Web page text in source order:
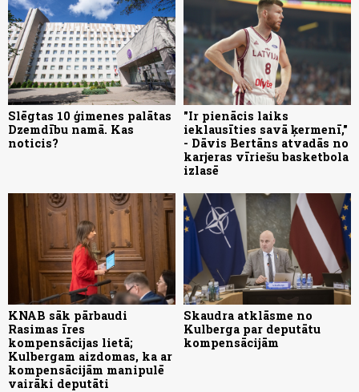
Slēgtas 10 ģimenes palātas
Dzemdību namā. Kas
noticis?
"Ir pienācis laiks
ieklausīties savā ķermenī,"
- Dāvis Bertāns atvadās no
karjeras vīriešu basketbola
izlasē
KNAB sāk pārbaudi
Rasimas īres
kompensācijas lietā;
Kulbergam aizdomas, ka ar
kompensācijām manipulē
vairāki deputāti
Skaudra atklāsme no
Kulberga par deputātu
kompensācijām